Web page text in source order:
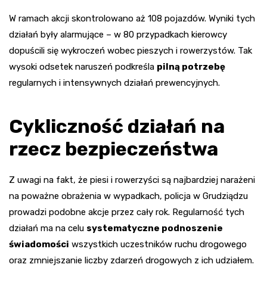
W ramach akcji skontrolowano aż 108 pojazdów. Wyniki tych
działań były alarmujące – w 80 przypadkach kierowcy
dopuścili się wykroczeń wobec pieszych i rowerzystów. Tak
wysoki odsetek naruszeń podkreśla pilną potrzebę
regularnych i intensywnych działań prewencyjnych.
Cykliczność działań na
rzecz bezpieczeństwa
Z uwagi na fakt, że piesi i rowerzyści są najbardziej narażeni
na poważne obrażenia w wypadkach, policja w Grudziądzu
prowadzi podobne akcje przez cały rok. Regularność tych
działań ma na celu systematyczne podnoszenie
świadomości wszystkich uczestników ruchu drogowego
oraz zmniejszanie liczby zdarzeń drogowych z ich udziałem.